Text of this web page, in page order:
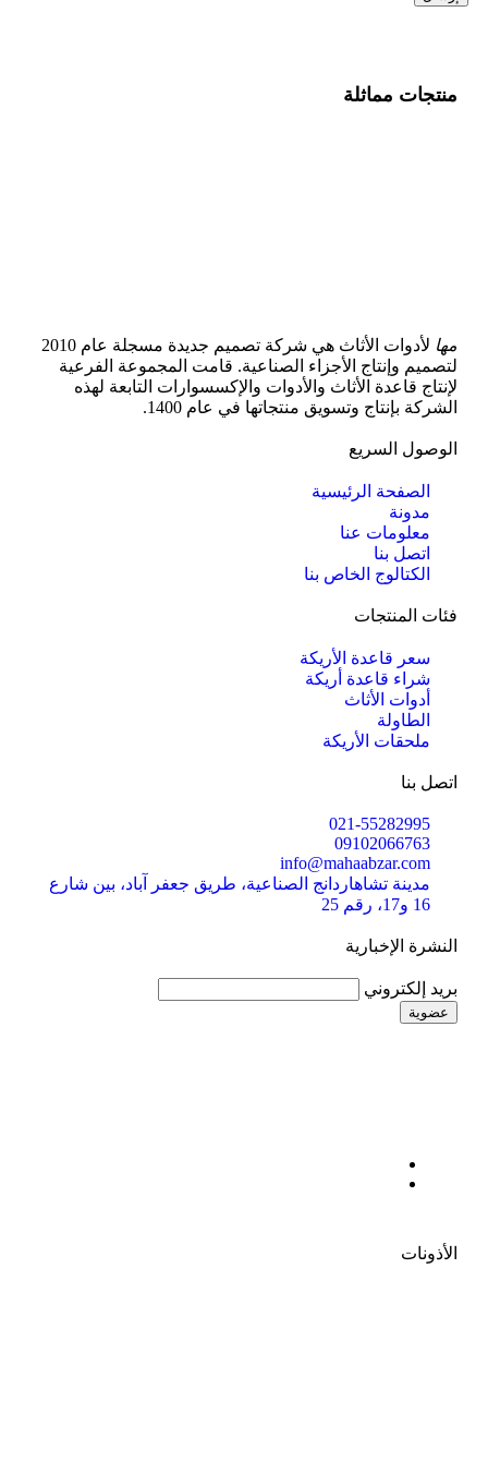
منتجات مماثلة
مها
لأدوات الأثاث هي شركة تصميم جديدة مسجلة عام 2010
لتصميم وإنتاج الأجزاء الصناعية. قامت المجموعة الفرعية
لإنتاج قاعدة الأثاث والأدوات والإكسسوارات التابعة لهذه
الشركة بإنتاج وتسويق منتجاتها في عام 1400.
الوصول السريع
الصفحة الرئيسية
مدونة
معلومات عنا
اتصل بنا
الكتالوج الخاص بنا
فئات المنتجات
سعر قاعدة الأريكة
شراء قاعدة أريكة
أدوات الأثاث
الطاولة
ملحقات الأريكة
اتصل بنا
021-55282995
09102066763
info@mahaabzar.com
مدينة تشاهاردانج الصناعية، طريق جعفر آباد، بين شارع
16 و17، رقم 25
النشرة الإخبارية
بريد إلكتروني
الأذونات